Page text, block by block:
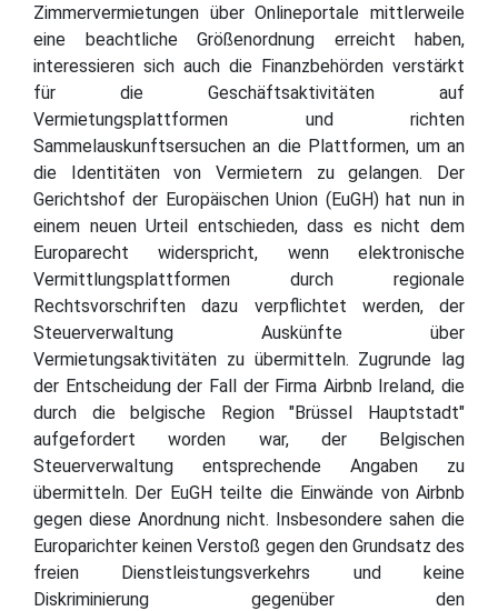
Zimmervermietungen über Onlineportale mittlerweile
eine beachtliche Größenordnung erreicht haben,
interessieren sich auch die Finanzbehörden verstärkt
für die Geschäftsaktivitäten auf
Vermietungsplattformen und richten
Sammelauskunftsersuchen an die Plattformen, um an
die Identitäten von Vermietern zu gelangen. Der
Gerichtshof der Europäischen Union (EuGH) hat nun in
einem neuen Urteil entschieden, dass es nicht dem
Europarecht widerspricht, wenn elektronische
Vermittlungsplattformen durch regionale
Rechtsvorschriften dazu verpflichtet werden, der
Steuerverwaltung Auskünfte über
Vermietungsaktivitäten zu übermitteln. Zugrunde lag
der Entscheidung der Fall der Firma Airbnb Ireland, die
durch die belgische Region "Brüssel Hauptstadt"
aufgefordert worden war, der Belgischen
Steuerverwaltung entsprechende Angaben zu
übermitteln. Der EuGH teilte die Einwände von Airbnb
gegen diese Anordnung nicht. Insbesondere sahen die
Europarichter keinen Verstoß gegen den Grundsatz des
freien Dienstleistungsverkehrs und keine
Diskriminierung gegenüber den